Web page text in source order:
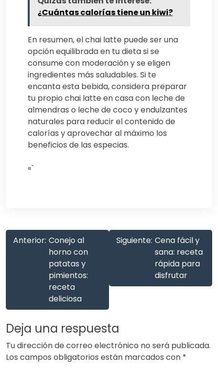
¿Cuántas calorías tiene un kiwi?
En resumen, el chai latte puede ser una
opción equilibrada en tu dieta si se
consume con moderación y se eligen
ingredientes más saludables. Si te
encanta esta bebida, considera preparar
tu propio chai latte en casa con leche de
almendras o leche de coco y endulzantes
naturales para reducir el contenido de
calorías y aprovechar al máximo los
beneficios de las especias.
«`
Anterior: Conejo al
horno con
patatas y
pimientos:
receta
deliciosa
Siguiente: Cena fácil y
sana: receta
rápida para
disfrutar
Deja una respuesta
Tu dirección de correo electrónico no será publicada.
Los campos obligatorios están marcados con *